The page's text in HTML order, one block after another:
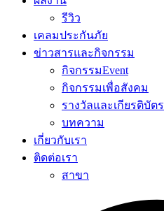
รีวิว
เคลมประกันภัย
ข่าวสารและกิจกรรม
กิจกรรมEvent
กิจกรรมเพื่อสังคม
รางวัลและเกียรติบัตร
บทความ
เกี่ยวกับเรา
ติดต่อเรา
สาขา